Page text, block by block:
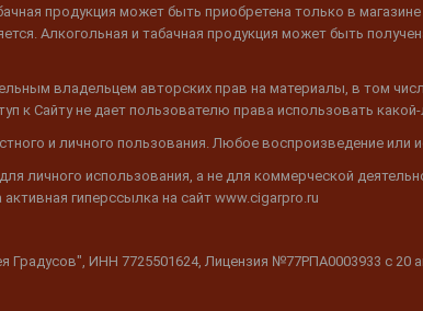
продукция может быть приобретена только в
Алкогольная и табачная продукция может быть
владельцем авторских прав на материалы, в том
к Сайту не дает пользователю права использовать
и личного пользования. Любое воспроизведение или
личного использования, а не для коммерческой
гиперссылка на сайт www.cigarpro.ru
Градусов", ИНН 7725501624, Лицензия №77РПА0003933 c 20